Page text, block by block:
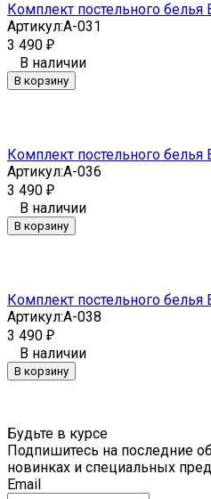
Комплект постельного белья
Артикул:A-031
3 490 ₽
В наличии
В корзину
Комплект постельного белья
Артикул:A-036
3 490 ₽
В наличии
В корзину
Комплект постельного белья
Артикул:A-038
3 490 ₽
В наличии
В корзину
Будьте в курсе
Подпишитесь на последние
новинках и специальных
Email